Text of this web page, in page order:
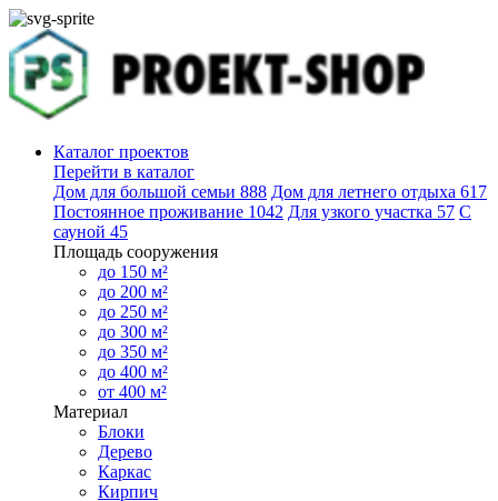
Каталог проектов
Перейти в каталог
Дом для большой семьи 888 Дом для летнего отдыха 617
Постоянное проживание 1042 Для узкого участка 57 С
сауной 45
Площадь сооружения
до 150 м²
до 200 м²
до 250 м²
до 300 м²
до 350 м²
до 400 м²
от 400 м²
Материал
Блоки
Дерево
Каркас
Кирпич